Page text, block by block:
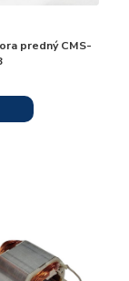
predný CMS-